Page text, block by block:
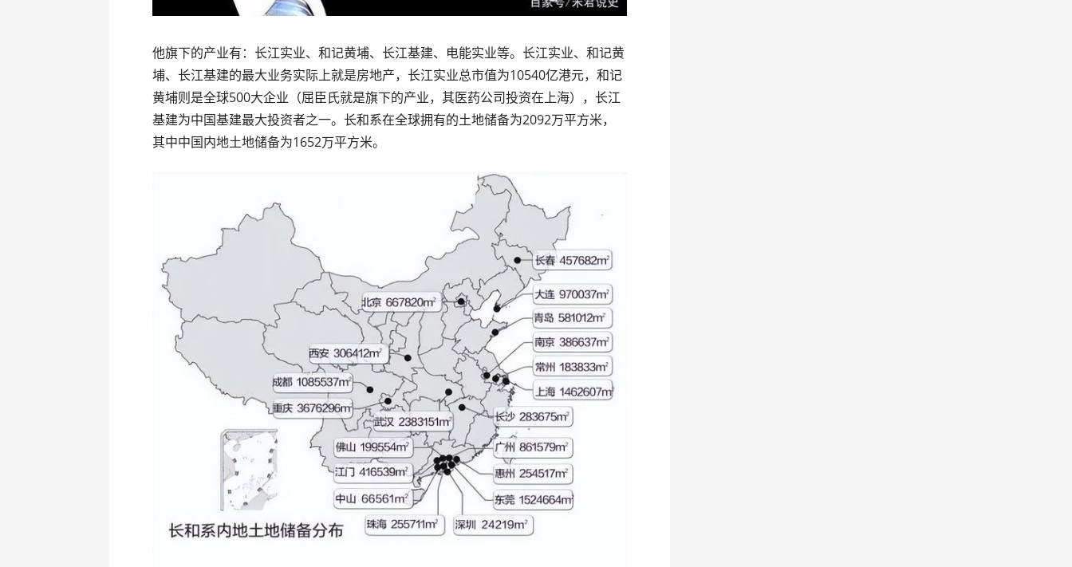
他旗下的产业有：长江实业、和记黄埔、长江基建、电能实业等。长江实业、和记黄
埔、长江基建的最大业务实际上就是房地产，长江实业总市值为10540亿港元，和记
黄埔则是全球500大企业（屈臣氏就是旗下的产业，其医药公司投资在上海），长江
基建为中国基建最大投资者之一。长和系在全球拥有的土地储备为2092万平方米，
其中中国内地土地储备为1652万平方米。